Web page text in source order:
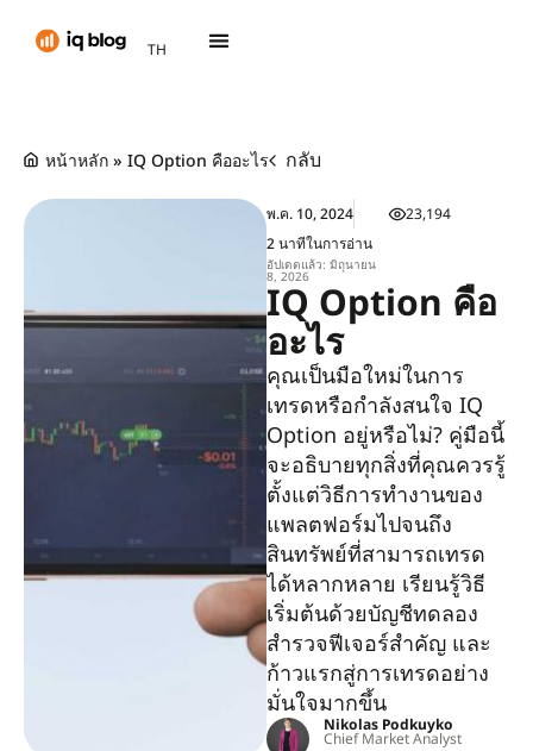
TH
AR
หน้าหลัก » IQ Option คืออะไร กลับ
พ.ค. 10, 2024
2 นาทีในการอ่าน
อัปเดตแล้ว: มิถุนายน
8, 2026
23,194
IQ Option คือ
อะไร
คุณเป็นมือใหม่ในการ
เทรดหรือกำลังสนใจ IQ
Option อยู่หรือไม่? คู่มือนี้
จะอธิบายทุกสิ่งที่คุณควรรู้
ตั้งแต่วิธีการทำงานของ
แพลตฟอร์มไปจนถึง
สินทรัพย์ที่สามารถเทรด
ได้หลากหลาย เรียนรู้วิธี
เริ่มต้นด้วยบัญชีทดลอง
สำรวจฟีเจอร์สำคัญ และ
ก้าวแรกสู่การเทรดอย่าง
มั่นใจมากขึ้น
Nikolas Podkuyko
Chief Market Analyst